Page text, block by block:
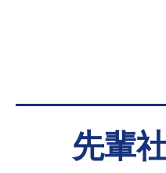
先輩